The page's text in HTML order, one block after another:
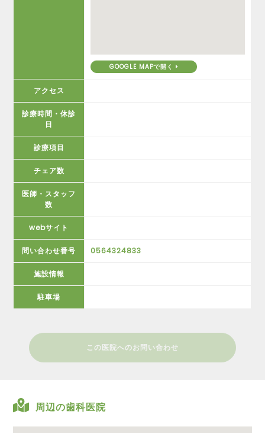
GOOGLE MAPで開く
アクセス
診療時間・休診
日
診療項目
チェア数
医師・スタッフ
数
webサイト
問い合わせ番号 0564324833
施設情報
駐車場
この医院へのお問い合わせ
周辺の歯科医院